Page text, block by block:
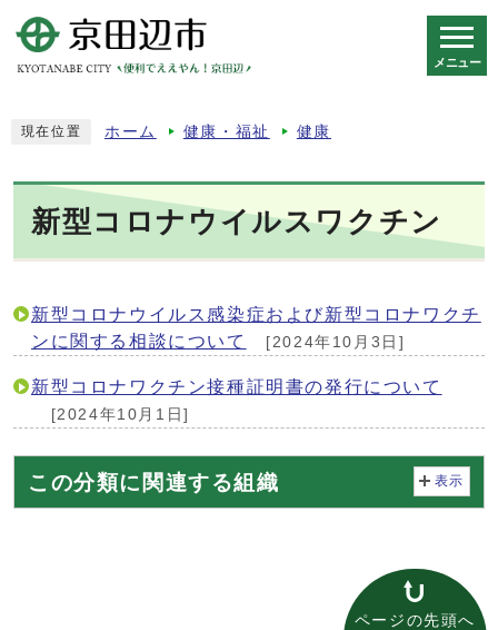
メニュー
現在位置 ホーム 健康・福祉 健康
新型コロナウイルスワクチン
新型コロナウイルス感染症および新型コロナワクチ
ンに関する相談について
[2024年10月3日]
新型コロナワクチン接種証明書の発行について
[2024年10月1日]
この分類に関連する組織 表示
ページの先頭へ